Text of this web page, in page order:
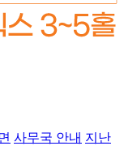
사무국 안내 지난